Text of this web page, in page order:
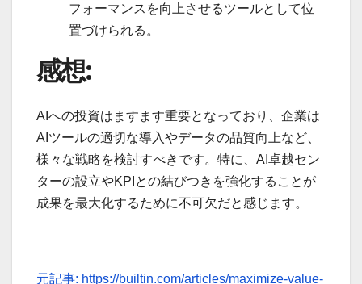
フォーマンスを向上させるツールとして位
置づけられる。
感想:
AIへの投資はますます重要となっており、企業は
AIツールの適切な導入やデータの品質向上など、
様々な戦略を検討すべきです。特に、AI卓越セン
ターの設立やKPIとの結びつきを強化することが
成果を最大化するために不可欠だと感じます。
元記事: https://builtin.com/articles/maximize-value-